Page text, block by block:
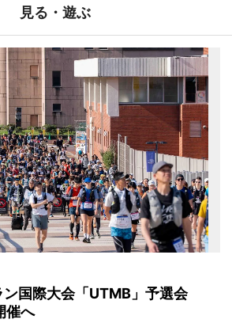
見る・遊ぶ
ン国際大会「UTMB」予選会
催へ